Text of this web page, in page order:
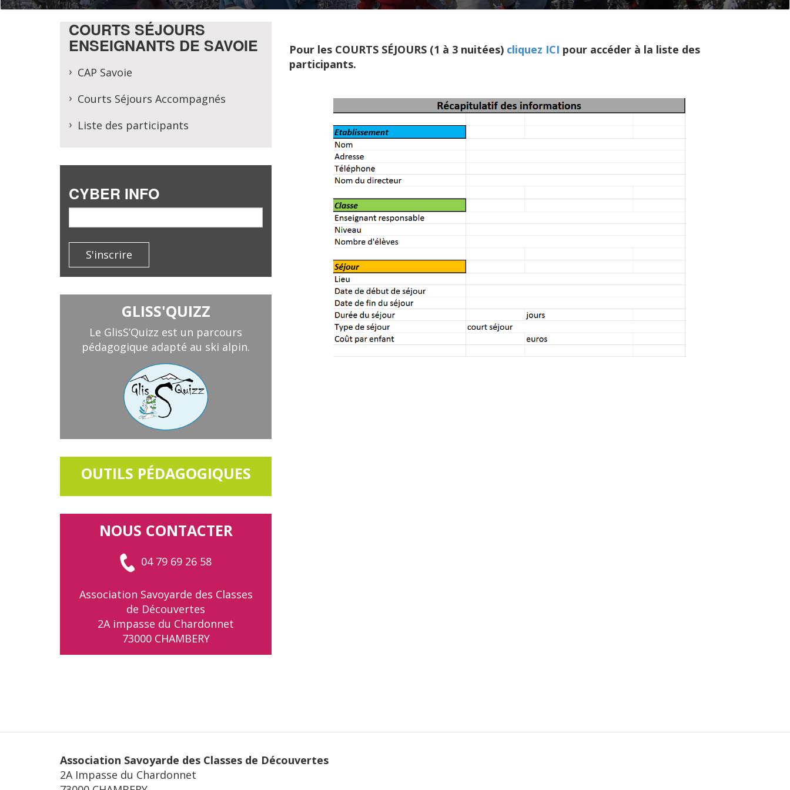
Pour les COURTS SÉJOURS (1 à 3 nuitées) cliquez ICI pour accéder à la liste des
participants.
COURTS SÉJOURS
ENSEIGNANTS DE SAVOIE
CAP Savoie
Courts Séjours Accompagnés
Liste des participants
CYBER INFO
S'inscrire
GLISS'QUIZZ
Le GlisS’Quizz est un parcours
pédagogique adapté au ski alpin.
OUTILS PÉDAGOGIQUES
NOUS CONTACTER
04 79 69 26 58
Association Savoyarde des Classes
de Découvertes
2A impasse du Chardonnet
73000 CHAMBERY
Association Savoyarde des Classes de Découvertes
2A Impasse du Chardonnet